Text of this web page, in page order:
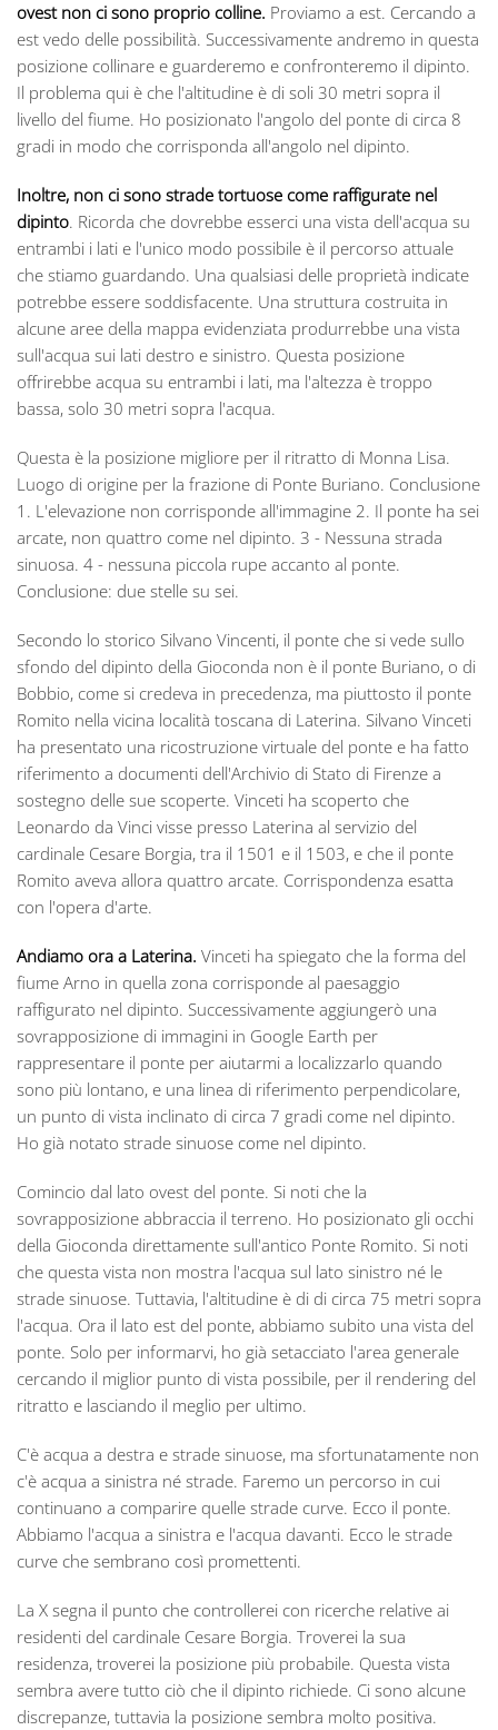
ovest non ci sono proprio colline. Proviamo a est. Cercando a
est vedo delle possibilità. Successivamente andremo in questa
posizione collinare e guarderemo e confronteremo il dipinto.
Il problema qui è che l'altitudine è di soli 30 metri sopra il
livello del fiume. Ho posizionato l'angolo del ponte di circa 8
gradi in modo che corrisponda all'angolo nel dipinto.
Inoltre, non ci sono strade tortuose come raffigurate nel
dipinto. Ricorda che dovrebbe esserci una vista dell'acqua su
entrambi i lati e l'unico modo possibile è il percorso attuale
che stiamo guardando. Una qualsiasi delle proprietà indicate
potrebbe essere soddisfacente. Una struttura costruita in
alcune aree della mappa evidenziata produrrebbe una vista
sull'acqua sui lati destro e sinistro. Questa posizione
offrirebbe acqua su entrambi i lati, ma l'altezza è troppo
bassa, solo 30 metri sopra l'acqua.
Questa è la posizione migliore per il ritratto di Monna Lisa.
Luogo di origine per la frazione di Ponte Buriano. Conclusione
1. L'elevazione non corrisponde all'immagine 2. Il ponte ha sei
arcate, non quattro come nel dipinto. 3 - Nessuna strada
sinuosa. 4 - nessuna piccola rupe accanto al ponte.
Conclusione: due stelle su sei.
Secondo lo storico Silvano Vincenti, il ponte che si vede sullo
sfondo del dipinto della Gioconda non è il ponte Buriano, o di
Bobbio, come si credeva in precedenza, ma piuttosto il ponte
Romito nella vicina località toscana di Laterina. Silvano Vinceti
ha presentato una ricostruzione virtuale del ponte e ha fatto
riferimento a documenti dell'Archivio di Stato di Firenze a
sostegno delle sue scoperte. Vinceti ha scoperto che
Leonardo da Vinci visse presso Laterina al servizio del
cardinale Cesare Borgia, tra il 1501 e il 1503, e che il ponte
Romito aveva allora quattro arcate. Corrispondenza esatta
con l'opera d'arte.
Andiamo ora a Laterina. Vinceti ha spiegato che la forma del
fiume Arno in quella zona corrisponde al paesaggio
raffigurato nel dipinto. Successivamente aggiungerò una
sovrapposizione di immagini in Google Earth per
rappresentare il ponte per aiutarmi a localizzarlo quando
sono più lontano, e una linea di riferimento perpendicolare,
un punto di vista inclinato di circa 7 gradi come nel dipinto.
Ho già notato strade sinuose come nel dipinto.
Comincio dal lato ovest del ponte. Si noti che la
sovrapposizione abbraccia il terreno. Ho posizionato gli occhi
della Gioconda direttamente sull'antico Ponte Romito. Si noti
che questa vista non mostra l'acqua sul lato sinistro né le
strade sinuose. Tuttavia, l'altitudine è di di circa 75 metri sopra
l'acqua. Ora il lato est del ponte, abbiamo subito una vista del
ponte. Solo per informarvi, ho già setacciato l'area generale
cercando il miglior punto di vista possibile, per il rendering del
ritratto e lasciando il meglio per ultimo.
C'è acqua a destra e strade sinuose, ma sfortunatamente non
c'è acqua a sinistra né strade. Faremo un percorso in cui
continuano a comparire quelle strade curve. Ecco il ponte.
Abbiamo l'acqua a sinistra e l'acqua davanti. Ecco le strade
curve che sembrano così promettenti.
La X segna il punto che controllerei con ricerche relative ai
residenti del cardinale Cesare Borgia. Troverei la sua
residenza, troverei la posizione più probabile. Questa vista
sembra avere tutto ciò che il dipinto richiede. Ci sono alcune
discrepanze, tuttavia la posizione sembra molto positiva.